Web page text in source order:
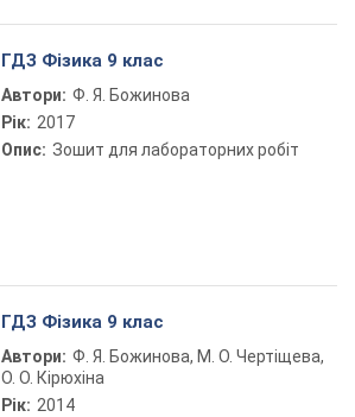
ГДЗ Фізика 9 клас
Автори: Ф. Я. Божинова
Рік: 2017
Опис:
Зошит для лабораторних робіт
ГДЗ Фізика 9 клас
Автори: Ф. Я. Божинова, М. О. Чертіщева,
О. О. Кірюхіна
Рік: 2014